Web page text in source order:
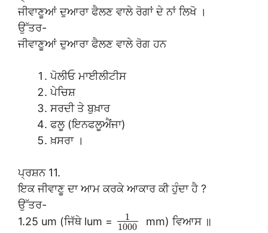
ਜੀਵਾਣੂਆਂ ਦੁਆਰਾ ਫੈਲਣ ਵਾਲੇ ਰੋਗਾਂ ਦੇ ਨਾਂ ਲਿਖੋ ।
ਉੱਤਰ-
ਜੀਵਾਣੂਆਂ ਦੁਆਰਾ ਫੈਲਣ ਵਾਲੇ ਰੋਗ ਹਨ
ਪੋਲੀਓ ਮਾਈਲੀਟੀਸ
ਪੇਚਿਸ਼
ਸਰਦੀ ਤੇ ਬੁਖ਼ਾਰ
ਫਲੂ (ਇਨਫਲੂਐਂਜਾ)
ਖ਼ਸਰਾ ।
ਪ੍ਰਸ਼ਨ 11.
ਇਕ ਜੀਵਾਣੂ ਦਾ ਆਮ ਕਰਕੇ ਆਕਾਰ ਕੀ ਹੁੰਦਾ ਹੈ ?
ਉੱਤਰ-
1.25 um (ਜਿੱਥੇ lum =
1
1000
mm) ਵਿਆਸ ॥